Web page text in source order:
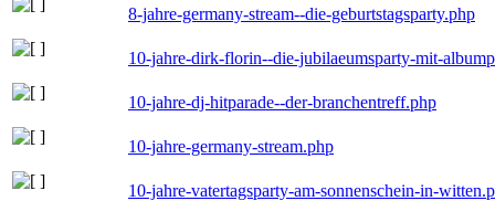
8-jahre-germany-stream--die-geburtstagsparty.php
10-jahre-dirk-florin--die-jubilaeumsparty-mit-
10-jahre-dj-hitparade--der-branchentreff.php
10-jahre-germany-stream.php
10-jahre-vatertagsparty-am-sonnenschein-in-